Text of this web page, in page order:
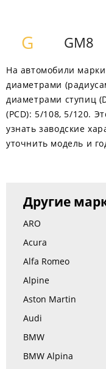
G GM8
На автомобили
диаметрами
диаметрами ступиц
(PCD): 5/108, 5/120.
узнать заводские
уточнить модель и
Другие
ARO
Acura
Alfa Romeo
Alpine
Aston Martin
Audi
BMW
BMW Alpina